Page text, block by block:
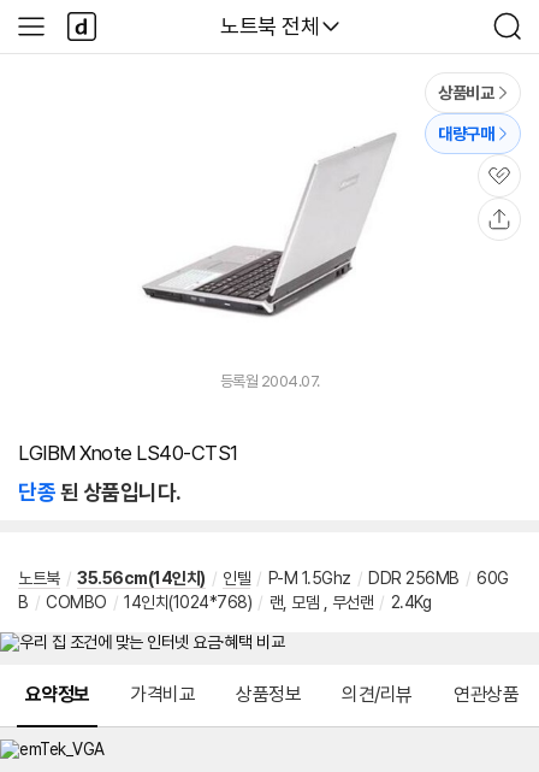
다나와
노트북 전체
검
색
사
이
다
나
와
상품비교
대량구매
관
심
등록월 2004.07.
LGIBM Xnote LS40-CTS1
단종된 상품입니다.
노트북 / 35.56cm(14인치) / 인텔 / P-M 1.5Ghz / DDR 256MB / 60G
B / COMBO / 14인치(1024*768) / 랜, 모뎀 , 무선랜 / 2.4Kg
요약정보 가격비교 상품정보 의견/리뷰 연관상품